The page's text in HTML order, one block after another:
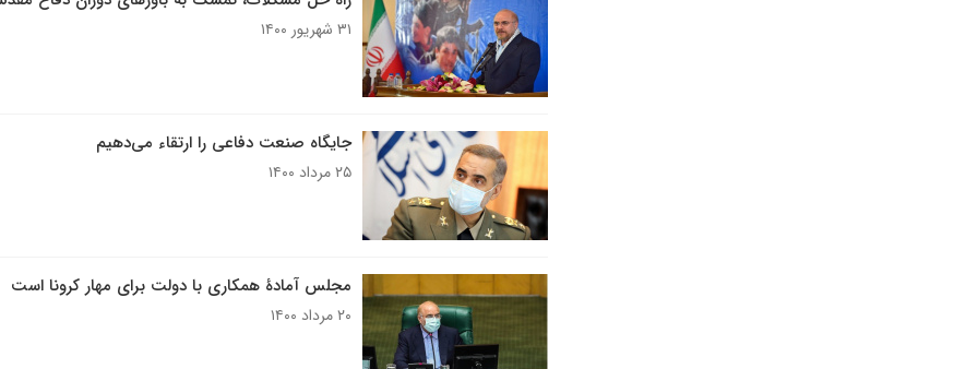
۳۱ شهریور ۱۴۰۰
جایگاه صنعت دفاعی را ارتقاء می‌دهیم
۲۵ مرداد ۱۴۰۰
مجلس آمادۀ همکاری با دولت برای مهار کرونا است
۲۰ مرداد ۱۴۰۰